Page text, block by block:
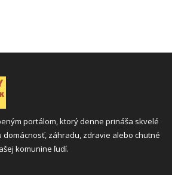
portálom, ktorý denne prináša skvelé
domácnosť, záhradu, zdravie alebo chutné
komunine ľudí.